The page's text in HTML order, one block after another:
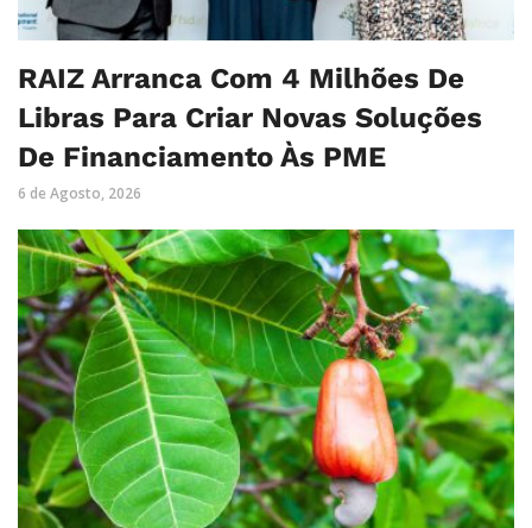
RAIZ Arranca Com 4 Milhões De
Libras Para Criar Novas Soluções
De Financiamento Às PME
6 de Agosto, 2026